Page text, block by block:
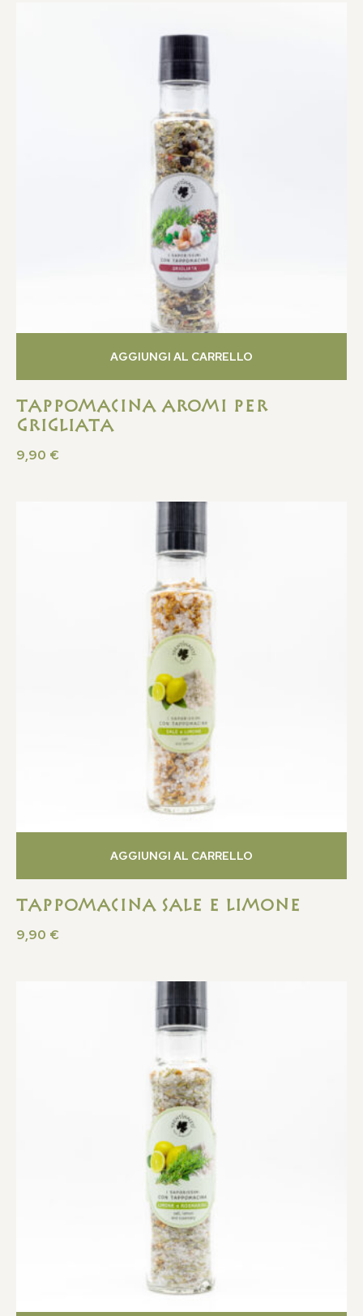
Tappomacina Aromi Per
Grigliata
9,90 €
AGGIUNGI AL CARRELLO
Tappomacina Sale e Limone
9,90 €
AGGIUNGI AL CARRELLO